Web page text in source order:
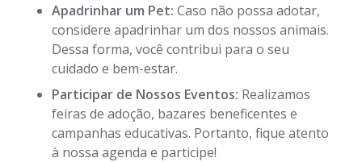
Apadrinhar um Pet: Caso não possa adotar,
considere apadrinhar um dos nossos animais.
Dessa forma, você contribui para o seu
cuidado e bem-estar.
Participar de Nossos Eventos: Realizamos
feiras de adoção, bazares beneficentes e
campanhas educativas. Portanto, fique atento
à nossa agenda e participe!